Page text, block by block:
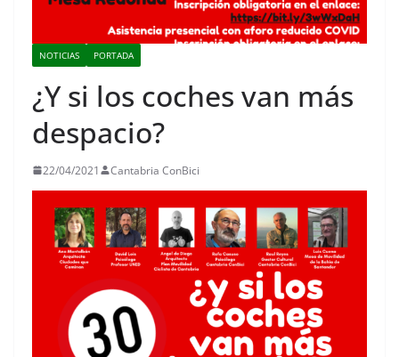
NOTICIAS PORTADA
¿Y si los coches van más
despacio?
22/04/2021 Cantabria ConBici